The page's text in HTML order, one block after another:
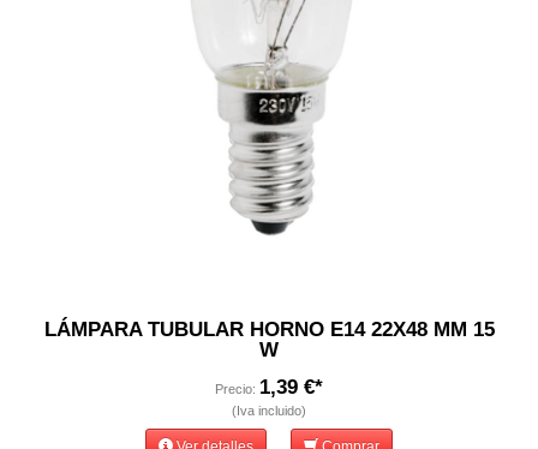
LÁMPARA TUBULAR HORNO E14 22X48 MM 15
W
Precio: 1,39 €*
(Iva incluido)